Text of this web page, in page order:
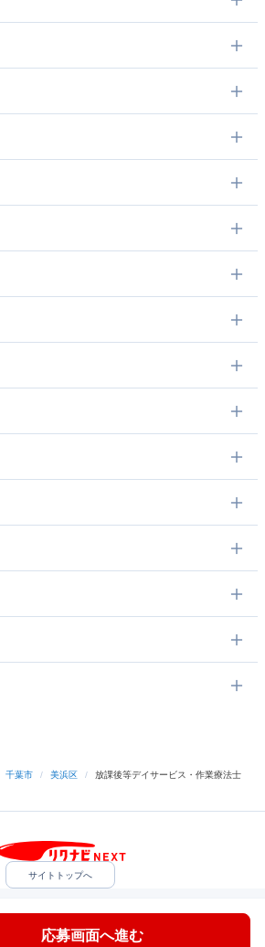
千葉市 / 美浜区 /
放課後等デイサービス・作業療法士
応募画面へ進む
サイトトップへ
様
ヘルプ・お問い合わせ
（C）Indeed Inc.